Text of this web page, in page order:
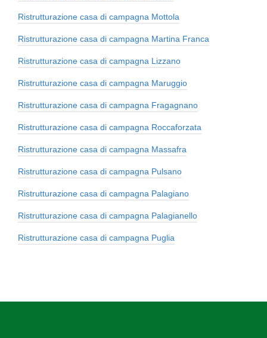
Ristrutturazione casa di campagna Mottola
Ristrutturazione casa di campagna Martina Franca
Ristrutturazione casa di campagna Lizzano
Ristrutturazione casa di campagna Maruggio
Ristrutturazione casa di campagna Fragagnano
Ristrutturazione casa di campagna Roccaforzata
Ristrutturazione casa di campagna Massafra
Ristrutturazione casa di campagna Pulsano
Ristrutturazione casa di campagna Palagiano
Ristrutturazione casa di campagna Palagianello
Ristrutturazione casa di campagna Puglia